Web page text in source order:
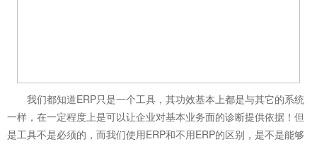
我们都知道ERP只是一个工具，其功效基本上都是与其它的系统
一样，在一定程度上是可以让企业对基本业务面的诊断提供依据！但
是工具不是必须的，而我们使用ERP和不用ERP的区别，是不是能够